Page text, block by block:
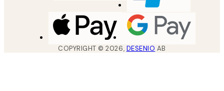
COPYRIGHT ©2026, DESENIO AB